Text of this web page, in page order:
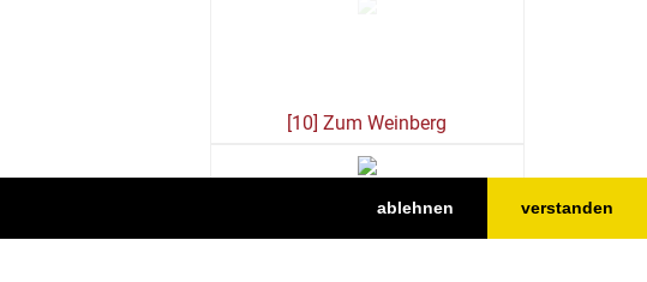
ablehnen verstanden
[10] Zum Weinberg